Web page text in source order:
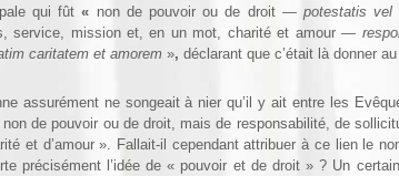
qui fût« non de pouvoir ou de droit —potestatis vel
service, mission et, en un mot, charité et amour —
caritatem et amorem», déclarant que c’était là donner
assurément ne songeait à nier qu’il y ait entre les
non de pouvoir ou de droit, mais de responsabilité, de
et d’amour ». Fallait-il cependant attribuer à ce lien le
précisément l’idée de « pouvoir et de droit » ? Un